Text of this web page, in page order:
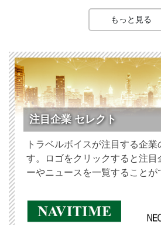
もっと見る
注目企業 セレクト
トラベルボイスが注目する企
す。ロゴをクリックすると注目
ーやニュースを一覧することが